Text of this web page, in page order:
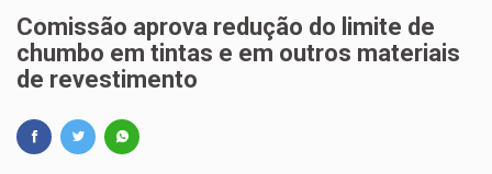
Comissão aprova redução do limite de
chumbo em tintas e em outros materiais
de revestimento